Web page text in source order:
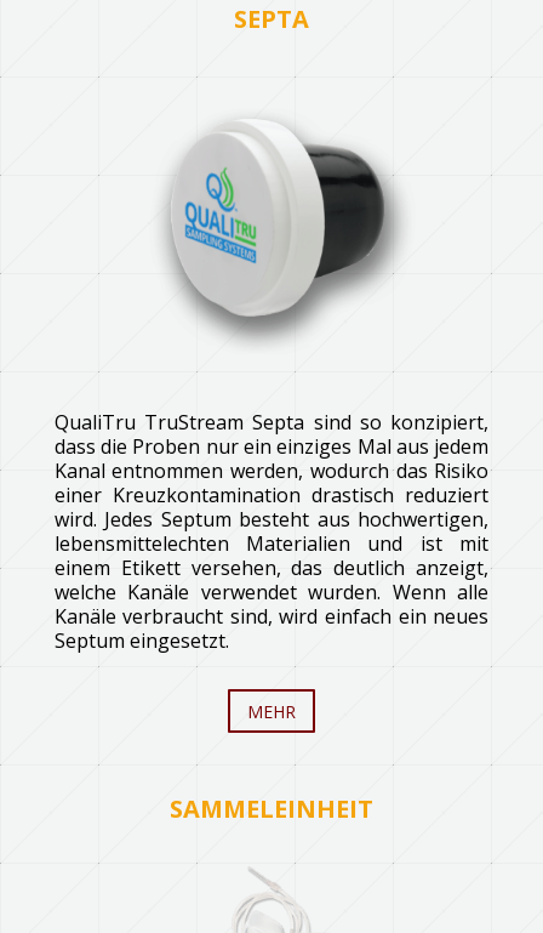
SEPTA
QualiTru TruStream Septa sind so konzipiert,
dass die Proben nur ein einziges Mal aus jedem
Kanal entnommen werden, wodurch das Risiko
einer Kreuzkontamination drastisch reduziert
wird. Jedes Septum besteht aus hochwertigen,
lebensmittelechten Materialien und ist mit
einem Etikett versehen, das deutlich anzeigt,
welche Kanäle verwendet wurden. Wenn alle
Kanäle verbraucht sind, wird einfach ein neues
Septum eingesetzt.
MEHR
SAMMELEINHEIT